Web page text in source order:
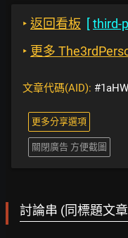
‣ 返回看板 [third-
‣ 更多
文章代碼(AID):
更多分享選項
關閉廣告 方便截圖
討論串 (同標題文